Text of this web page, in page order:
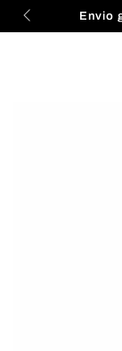
IR AL
CONTENIDO
Envio